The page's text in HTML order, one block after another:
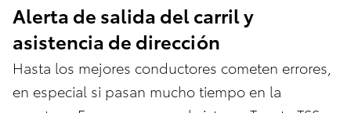
Alerta de salida del carril y
asistencia de dirección
Hasta los mejores conductores cometen errores,
en especial si pasan mucho tiempo en la